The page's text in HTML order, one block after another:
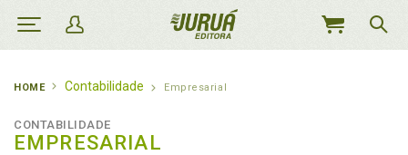
MEU
HOME Contabilidade Empresarial
CONTABILIDADE
EMPRESARIAL